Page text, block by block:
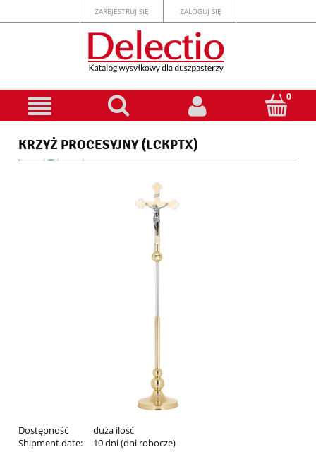
ZAREJESTRUJ SIĘ ZALOGUJ SIĘ
KRZYŻ PROCESYJNY (LCKPTX)
Dostępność
duża ilość
Shipment date:
10 dni (dni robocze)